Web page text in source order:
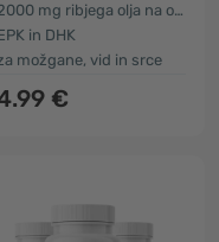
mg ribjega olja na odmerek
in DHK
možgane, vid in srce
€